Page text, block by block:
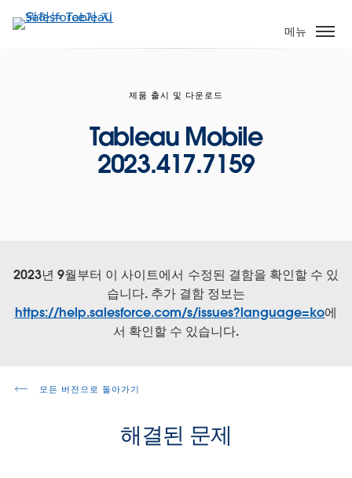
요
메뉴
제품 출시 및 다운로드
Tableau Mobile
2023.417.7159
2023년 9월부터 이 사이트에서 수정된 결함을 확인할 수 있
습니다. 추가 결함 정보는
https://help.salesforce.com/s/issues?language=ko에
서 확인할 수 있습니다.
모든 버전으로 돌아가기
해결된 문제